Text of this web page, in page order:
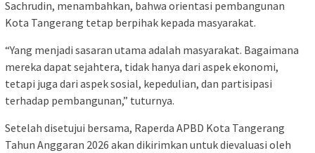
Sachrudin, menambahkan, bahwa orientasi pembangunan
Kota Tangerang tetap berpihak kepada masyarakat.
“Yang menjadi sasaran utama adalah masyarakat. Bagaimana
mereka dapat sejahtera, tidak hanya dari aspek ekonomi,
tetapi juga dari aspek sosial, kepedulian, dan partisipasi
terhadap pembangunan,” tuturnya.
Setelah disetujui bersama, Raperda APBD Kota Tangerang
Tahun Anggaran 2026 akan dikirimkan untuk dievaluasi oleh